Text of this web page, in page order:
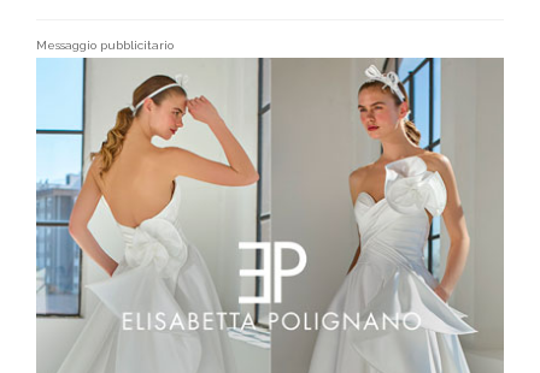
Messaggio pubblicitario